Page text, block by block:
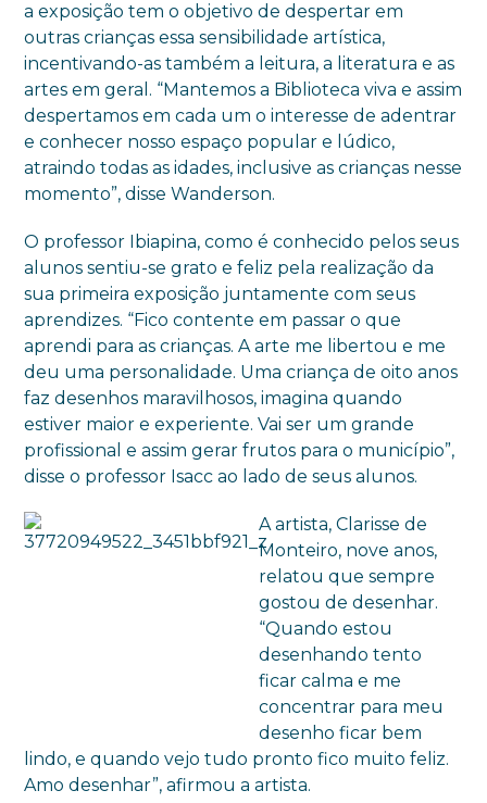
a exposição tem o objetivo de despertar em
outras crianças essa sensibilidade artística,
incentivando-as também a leitura, a literatura e as
artes em geral. “Mantemos a Biblioteca viva e assim
despertamos em cada um o interesse de adentrar
e conhecer nosso espaço popular e lúdico,
atraindo todas as idades, inclusive as crianças nesse
momento”, disse Wanderson.
O professor Ibiapina, como é conhecido pelos seus
alunos sentiu-se grato e feliz pela realização da
sua primeira exposição juntamente com seus
aprendizes. “Fico contente em passar o que
aprendi para as crianças. A arte me libertou e me
deu uma personalidade. Uma criança de oito anos
faz desenhos maravilhosos, imagina quando
estiver maior e experiente. Vai ser um grande
profissional e assim gerar frutos para o município”,
disse o professor Isacc ao lado de seus alunos.
A artista, Clarisse de
Monteiro, nove anos,
relatou que sempre
gostou de desenhar.
“Quando estou
desenhando tento
ficar calma e me
concentrar para meu
desenho ficar bem
lindo, e quando vejo tudo pronto fico muito feliz.
Amo desenhar”, afirmou a artista.